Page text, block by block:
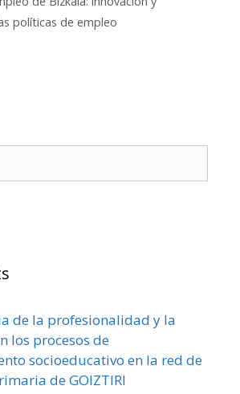
políticas de empleo
de la profesionalidad y la
los procesos de
socioeducativo en la red de
de GOIZTIRI